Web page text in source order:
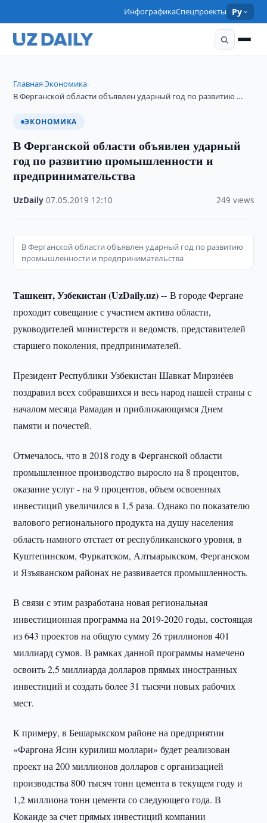
ИнфографикаСпецпроекты Ру
Главная›Экономика›
В Ферганской области объявлен ударный год по развитию …
ЭКОНОМИКА
В Ферганской области объявлен ударный
год по развитию промышленности и
предпринимательства
UzDaily ·07.05.2019 12:10 249 views
В Ферганской области объявлен ударный год по развитию
промышленности и предпринимательства
Ташкент, Узбекистан (UzDaily.uz) --В городе Фергане
проходит совещание с участием актива области,
руководителей министерств и ведомств, представителей
старшего поколения, предпринимателей.
Президент Республики Узбекистан Шавкат Мирзиёев
поздравил всех собравшихся и весь народ нашей страны с
началом месяца Рамадан и приближающимся Днем
памяти и почестей.
Отмечалось, что в 2018 году в Ферганской области
промышленное производство выросло на 8 процентов,
оказание услуг - на 9 процентов, объем освоенных
инвестиций увеличился в 1,5 раза. Однако по показателю
валового регионального продукта на душу населения
область намного отстает от республиканского уровня, в
Куштепинском, Фуркатском, Алтыарыкском, Ферганском
и Язъяванском районах не развивается промышленность.
В связи с этим разработана новая региональная
инвестиционная программа на 2019-2020 годы, состоящая
из 643 проектов на общую сумму 26 триллионов 401
миллиард сумов. В рамках данной программы намечено
освоить 2,5 миллиарда долларов прямых иностранных
инвестиций и создать более 31 тысячи новых рабочих
мест.
К примеру, в Бешарыкском районе на предприятии
«Фаргона Ясин курилиш моллари» будет реализован
проект на 200 миллионов долларов с организацией
производства 800 тысяч тонн цемента в текущем году и
1,2 миллиона тонн цемента со следующего года. В
Коканде за счет прямых инвестиций компании